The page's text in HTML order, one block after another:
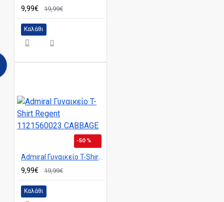
9,99€ 19,99€
Καλάθι
-50 %
Admiral Γυναικείο T-Shirt Regent 1121560023 CABBAGE
9,99€ 19,99€
Καλάθι